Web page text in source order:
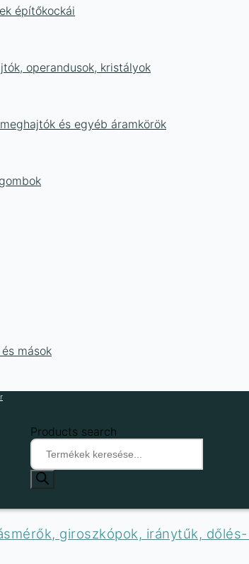
építőkockái
operandusok, kristályok
és egyéb áramkörök
mások
Products search
giroszkópok, iránytűk,